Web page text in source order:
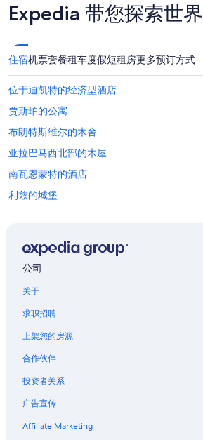
Expedia 带您探索世界
住宿机票套餐租车度假短租房更多预订方式
位于迪凯特的经济型酒店
贾斯珀的公寓
布朗特斯维尔的木舍
亚拉巴马西北部的木屋
南瓦恩蒙特的酒店
利兹的城堡
杰克逊维尔的民宿
休斯顿的公寓酒店
休斯顿的公寓
休斯顿的民宿
休斯顿的公寓式酒店
休斯顿的家庭旅馆
休斯顿的度假屋
公司
关于
求职招聘
上架您的房源
合作伙伴
投资者关系
广告宣传
Affiliate Marketing